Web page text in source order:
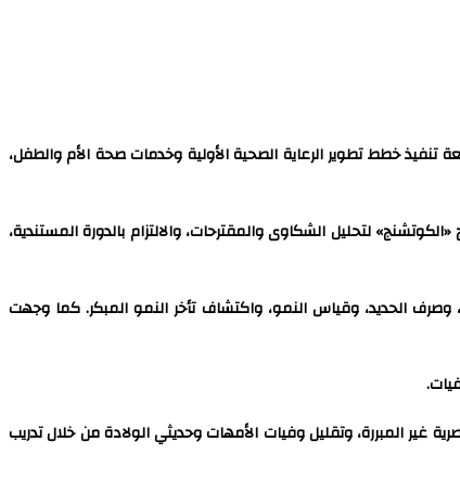
تنفيذ خطط تطوير الرعاية الصحية الأولية وخدمات صحة الأم والطفل،
لتحليل الشكاوى والمقترحات، والالتزام بالدورة المستندية،
وصرف الحديد، وقياس النمو، واكتشاف تأخر النمو المبكر. كما وجهت
المبررة، وتقليل وفيات الأمهات وحديثي الولادة من خلال تدريب